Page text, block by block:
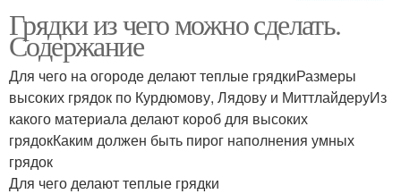
Грядки из шифера Ограждения для грядок
Грядки из различных
материалов
Участок под высокие
грядки
Грядки из чего можно сделать.
Содержание
Для чего на огороде делают теплые грядкиРазмеры
высоких грядок по Курдюмову, Лядову и МиттлайдеруИз
какого материала делают короб для высоких
грядокКаким должен быть пирог наполнения умных
грядок
Для чего делают теплые грядки